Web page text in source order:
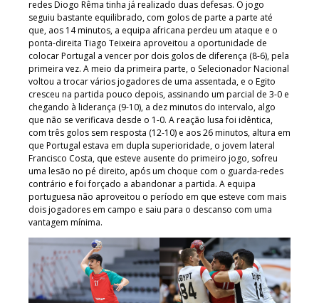
redes Diogo Rêma tinha já realizado duas defesas. O jogo
seguiu bastante equilibrado, com golos de parte a parte até
que, aos 14 minutos, a equipa africana perdeu um ataque e o
ponta-direita Tiago Teixeira aproveitou a oportunidade de
colocar Portugal a vencer por dois golos de diferença (8-6), pela
primeira vez. A meio da primeira parte, o Selecionador Nacional
voltou a trocar vários jogadores de uma assentada, e o Egito
cresceu na partida pouco depois, assinando um parcial de 3-0 e
chegando à liderança (9-10), a dez minutos do intervalo, algo
que não se verificava desde o 1-0. A reação lusa foi idêntica,
com três golos sem resposta (12-10) e aos 26 minutos, altura em
que Portugal estava em dupla superioridade, o jovem lateral
Francisco Costa, que esteve ausente do primeiro jogo, sofreu
uma lesão no pé direito, após um choque com o guarda-redes
contrário e foi forçado a abandonar a partida. A equipa
portuguesa não aproveitou o período em que esteve com mais
dois jogadores em campo e saiu para o descanso com uma
vantagem mínima.